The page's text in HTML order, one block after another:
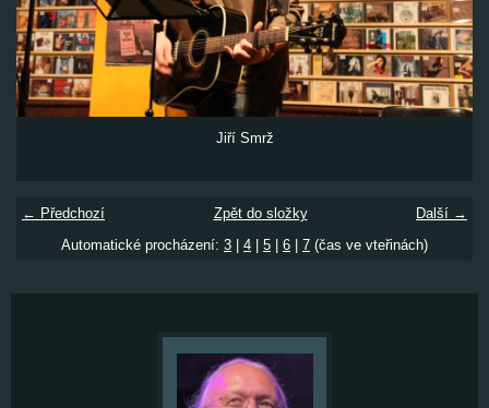
Jiří Smrž
← Předchozí Další →
Zpět do složky
Automatické procházení: 3 4 5 6 7 (čas ve vteřinách)